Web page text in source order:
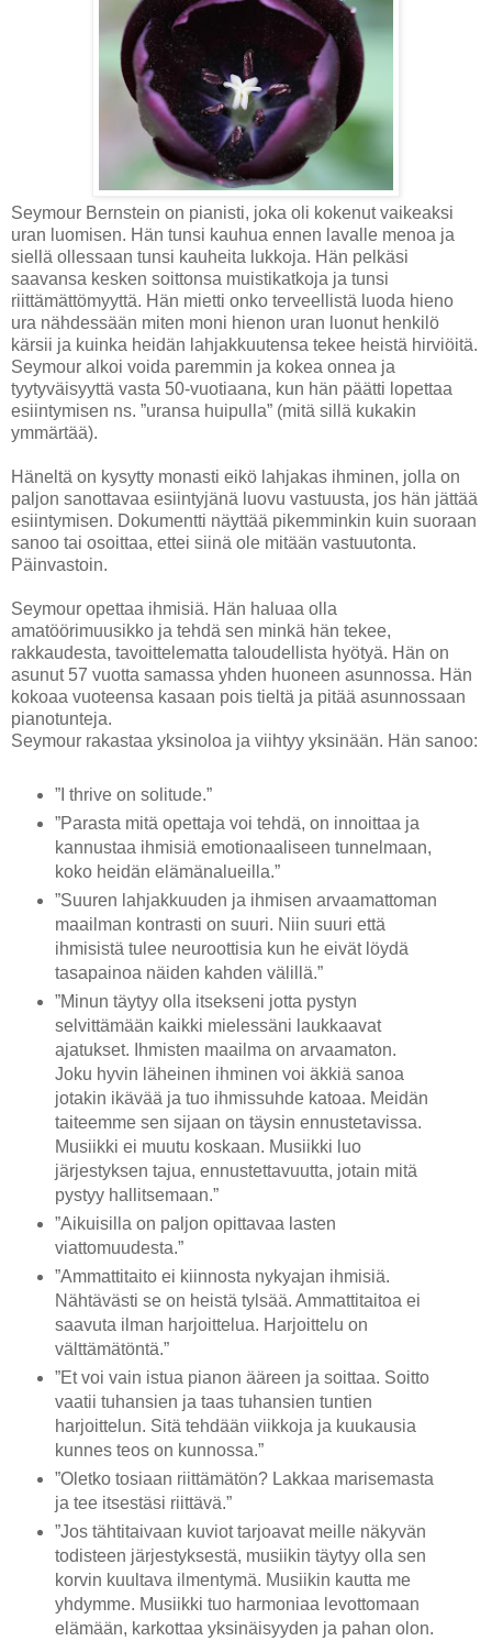
Seymour Bernstein on pianisti, joka oli kokenut vaikeaksi
uran luomisen. Hän tunsi kauhua ennen lavalle menoa ja
siellä ollessaan tunsi kauheita lukkoja. Hän pelkäsi
saavansa kesken soittonsa muistikatkoja ja tunsi
riittämättömyyttä. Hän mietti onko terveellistä luoda hieno
ura nähdessään miten moni hienon uran luonut henkilö
kärsii ja kuinka heidän lahjakkuutensa tekee heistä hirviöitä.
Seymour alkoi voida paremmin ja kokea onnea ja
tyytyväisyyttä vasta 50-vuotiaana, kun hän päätti lopettaa
esiintymisen ns. ”uransa huipulla” (mitä sillä kukakin
ymmärtää).
Häneltä on kysytty monasti eikö lahjakas ihminen, jolla on
paljon sanottavaa esiintyjänä luovu vastuusta, jos hän jättää
esiintymisen. Dokumentti näyttää pikemminkin kuin suoraan
sanoo tai osoittaa, ettei siinä ole mitään vastuutonta.
Päinvastoin.
Seymour opettaa ihmisiä. Hän haluaa olla
amatöörimuusikko ja tehdä sen minkä hän tekee,
rakkaudesta, tavoittelematta taloudellista hyötyä. Hän on
asunut 57 vuotta samassa yhden huoneen asunnossa. Hän
kokoaa vuoteensa kasaan pois tieltä ja pitää asunnossaan
pianotunteja.
Seymour rakastaa yksinoloa ja viihtyy yksinään. Hän sanoo:
”I thrive on solitude.”
”Parasta mitä opettaja voi tehdä, on innoittaa ja
kannustaa ihmisiä emotionaaliseen tunnelmaan,
koko heidän elämänalueilla.”
”Suuren lahjakkuuden ja ihmisen arvaamattoman
maailman kontrasti on suuri. Niin suuri että
ihmisistä tulee neuroottisia kun he eivät löydä
tasapainoa näiden kahden välillä.”
”Minun täytyy olla itsekseni jotta pystyn
selvittämään kaikki mielessäni laukkaavat
ajatukset. Ihmisten maailma on arvaamaton.
Joku hyvin läheinen ihminen voi äkkiä sanoa
jotakin ikävää ja tuo ihmissuhde katoaa. Meidän
taiteemme sen sijaan on täysin ennustetavissa.
Musiikki ei muutu koskaan. Musiikki luo
järjestyksen tajua, ennustettavuutta, jotain mitä
pystyy hallitsemaan.”
”Aikuisilla on paljon opittavaa lasten
viattomuudesta.”
”Ammattitaito ei kiinnosta nykyajan ihmisiä.
Nähtävästi se on heistä tylsää. Ammattitaitoa ei
saavuta ilman harjoittelua. Harjoittelu on
välttämätöntä.”
”Et voi vain istua pianon ääreen ja soittaa. Soitto
vaatii tuhansien ja taas tuhansien tuntien
harjoittelun. Sitä tehdään viikkoja ja kuukausia
kunnes teos on kunnossa.”
”Oletko tosiaan riittämätön? Lakkaa marisemasta
ja tee itsestäsi riittävä.”
”Jos tähtitaivaan kuviot tarjoavat meille näkyvän
todisteen järjestyksestä, musiikin täytyy olla sen
korvin kuultava ilmentymä. Musiikin kautta me
yhdymme. Musiikki tuo harmoniaa levottomaan
elämään, karkottaa yksinäisyyden ja pahan olon.